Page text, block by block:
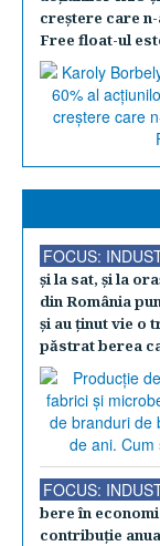
creştere care
Free float-ul
FOCUS:
şi la sat, şi la
din România
şi au ţinut vie o
păstrat berea
FOCUS:
bere în
contribuţie